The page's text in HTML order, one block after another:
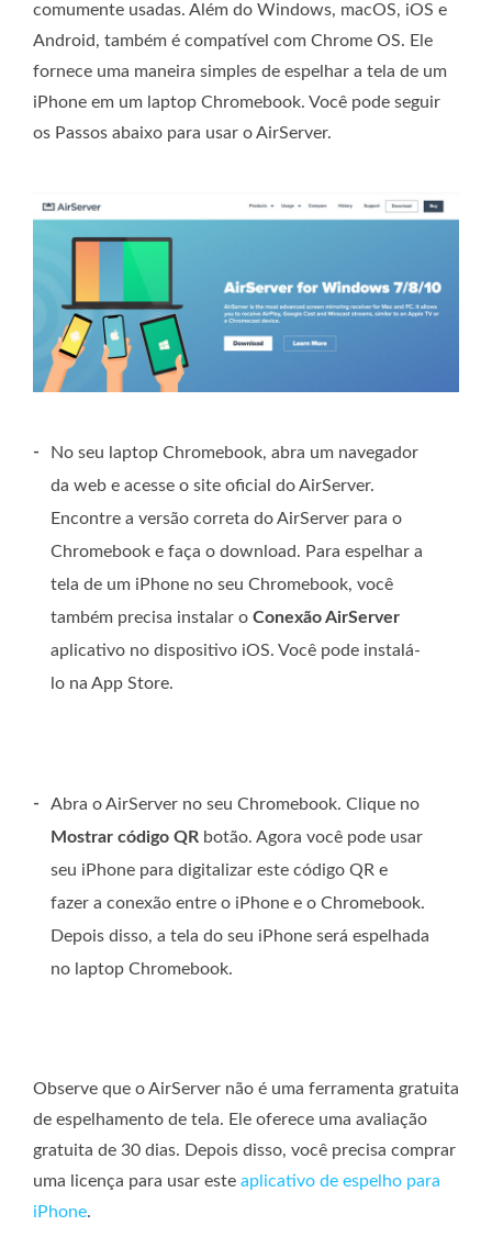
comumente usadas. Além do Windows, macOS, iOS e
Android, também é compatível com Chrome OS. Ele
fornece uma maneira simples de espelhar a tela de um
iPhone em um laptop Chromebook. Você pode seguir
os Passos abaixo para usar o AirServer.
-
No seu laptop Chromebook, abra um navegador
da web e acesse o site oficial do AirServer.
Encontre a versão correta do AirServer para o
Chromebook e faça o download. Para espelhar a
tela de um iPhone no seu Chromebook, você
também precisa instalar o Conexão AirServer
aplicativo no dispositivo iOS. Você pode instalá-
lo na App Store.
-
Abra o AirServer no seu Chromebook. Clique no
Mostrar código QR botão. Agora você pode usar
seu iPhone para digitalizar este código QR e
fazer a conexão entre o iPhone e o Chromebook.
Depois disso, a tela do seu iPhone será espelhada
no laptop Chromebook.
Observe que o AirServer não é uma ferramenta gratuita
de espelhamento de tela. Ele oferece uma avaliação
gratuita de 30 dias. Depois disso, você precisa comprar
uma licença para usar este aplicativo de espelho para
iPhone.